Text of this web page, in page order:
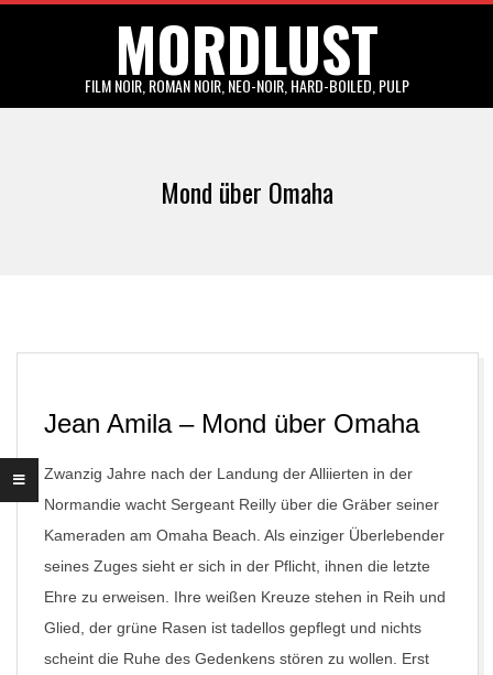
MORDLUST
FILM NOIR, ROMAN NOIR, NEO-NOIR, HARD-BOILED, PULP
Mond über Omaha
Jean Amila – Mond über Omaha
Zwanzig Jahre nach der Landung der Alliierten in der
Normandie wacht Sergeant Reilly über die Gräber seiner
Kameraden am Omaha Beach. Als einziger Überlebender
seines Zuges sieht er sich in der Pflicht, ihnen die letzte
Ehre zu erweisen. Ihre weißen Kreuze stehen in Reih und
Glied, der grüne Rasen ist tadellos gepflegt und nichts
scheint die Ruhe des Gedenkens stören zu wollen. Erst